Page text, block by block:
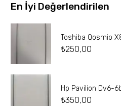
En İyi Değerlendirilen
Toshiba Qosmio
₺250,00
Hp Pavilion Dv6-
₺350,00